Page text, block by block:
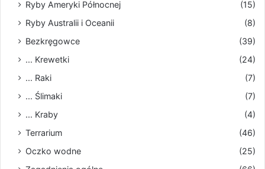
Ryby Ameryki Północnej
(15)
Ryby Australii i Oceanii
(8)
Bezkręgowce
(39)
... Krewetki
(24)
... Raki
(7)
... Ślimaki
(7)
... Kraby
(4)
Terrarium
(46)
Oczko wodne
(25)